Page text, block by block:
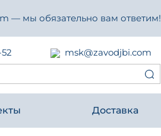
— мы обязательно вам ответим!
msk@zavodjbi.com
Доставка